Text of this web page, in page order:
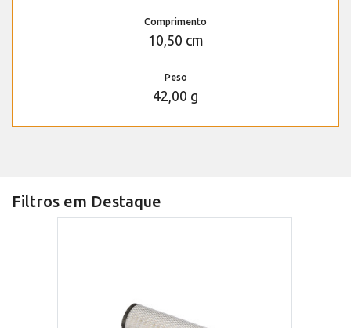
Comprimento
10,50 cm
Peso
42,00 g
Filtros em Destaque